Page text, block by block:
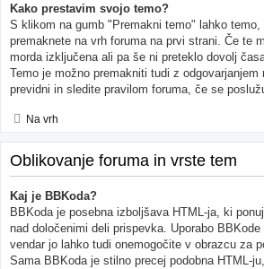
Kako prestavim svojo temo?
S klikom na gumb "Premakni temo" lahko temo,
premaknete na vrh foruma na prvi strani. Če te
morda izključena ali pa še ni preteklo dovolj
Temo je možno premakniti tudi z odgovarjanjem
previdni in sledite pravilom foruma, če se
Na vrh
Oblikovanje foruma in vrste tem
Kaj je BBKoda?
BBKoda je posebna izboljšava HTML-ja, ki
nad določenimi deli prispevka. Uporabo
vendar jo lahko tudi onemogočite v obrazcu za
Sama BBKoda je stilno precej podobna HTML-